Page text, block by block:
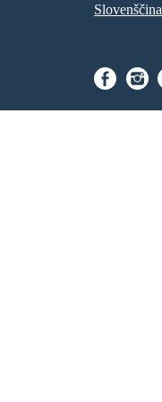
Slovenščina